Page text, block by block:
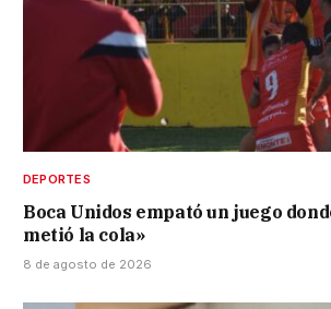
DEPORTES
Boca Unidos empató un juego
metió la cola»
8 de agosto de 2026